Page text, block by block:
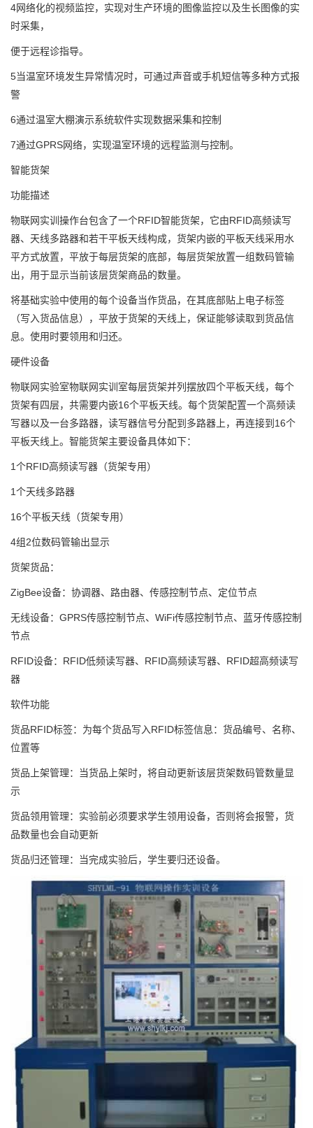
4网络化的视频监控，实现对生产环境的图像监控以及生长图像的实
时采集，
便于远程诊指导。
5当温室环境发生异常情况时，可通过声音或手机短信等多种方式报
警
6通过温室大棚演示系统软件实现数据采集和控制
7通过GPRS网络，实现温室环境的远程监测与控制。
智能货架
功能描述
物联网实训操作台包含了一个RFID智能货架，它由RFID高频读写
器、天线多路器和若干平板天线构成，货架内嵌的平板天线采用水
平方式放置，平放于每层货架的底部，每层货架放置一组数码管输
出，用于显示当前该层货架商品的数量。
将基础实验中使用的每个设备当作货品，在其底部贴上电子标签
（写入货品信息），平放于货架的天线上，保证能够读取到货品信
息。使用时要领用和归还。
硬件设备
物联网实验室物联网实训室每层货架并列摆放四个平板天线，每个
货架有四层，共需要内嵌16个平板天线。每个货架配置一个高频读
写器以及一台多路器，读写器信号分配到多路器上，再连接到16个
平板天线上。智能货架主要设备具体如下：
1个RFID高频读写器（货架专用）
1个天线多路器
16个平板天线（货架专用）
4组2位数码管输出显示
货架货品：
ZigBee设备：协调器、路由器、传感控制节点、定位节点
无线设备：GPRS传感控制节点、WiFi传感控制节点、蓝牙传感控制
节点
RFID设备：RFID低频读写器、RFID高频读写器、RFID超高频读写
器
软件功能
货品RFID标签：为每个货品写入RFID标签信息：货品编号、名称、
位置等
货品上架管理：当货品上架时，将自动更新该层货架数码管数量显
示
货品领用管理：实验前必须要求学生领用设备，否则将会报警，货
品数量也会自动更新
货品归还管理：当完成实验后，学生要归还设备。